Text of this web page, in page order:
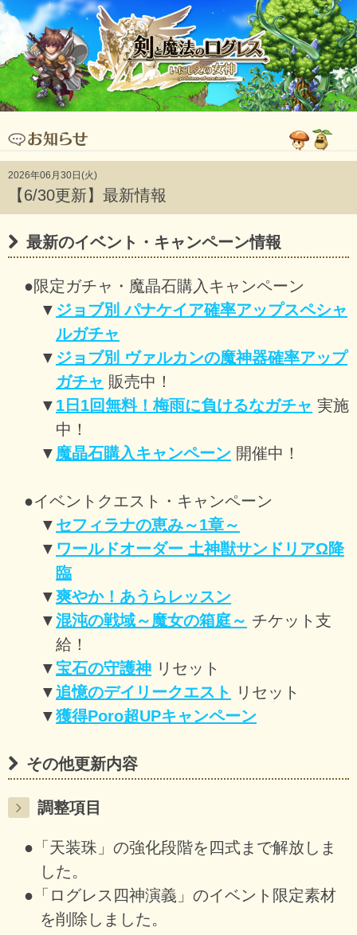
2026年06月30日(火)
【6/30更新】最新情報
最新のイベント・キャンペーン情報
●限定ガチャ・魔晶石購入キャンペーン
▼ ジョブ別 パナケイア確率アップスペシャ
ルガチャ
▼ ジョブ別 ヴァルカンの魔神器確率アップ
ガチャ 販売中！
▼ 1日1回無料！梅雨に負けるなガチャ 実施
中！
▼ 魔晶石購入キャンペーン 開催中！
●イベントクエスト・キャンペーン
▼ セフィラナの恵み～1章～
▼ ワールドオーダー 土神獣サンドリアΩ降
臨
▼爽やか！あうらレッスン
▼混沌の戦域～魔女の箱庭～ チケット支
給！
▼ 宝石の守護神 リセット
▼追憶のデイリークエスト
リセット
▼獲得Poro超UPキャンペーン
その他更新内容
調整項目
●「天装珠」の強化段階を四式まで解放しま
した。
●「ログレス四神演義」のイベント限定素材
を削除しました。